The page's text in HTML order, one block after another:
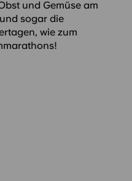
und Gemüse am
sogar die
wie zum